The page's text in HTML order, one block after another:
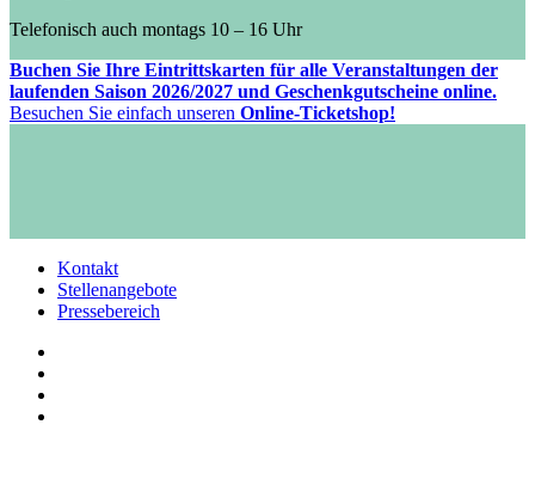
Telefonisch auch montags 10 – 16 Uhr
Buchen Sie Ihre Eintrittskarten für alle Veranstaltungen der
laufenden Saison 2026/2027 und Geschenkgutscheine online.
Besuchen Sie einfach unseren Online-Ticketshop!
Kontakt
Stellenangebote
Pressebereich